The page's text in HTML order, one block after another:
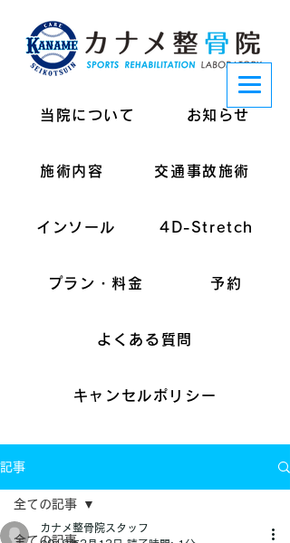
当院について お知らせ
施術内容 交通事故施術
インソール 4D-Stretch
プラン・料金 予約
よくある質問
キャンセルポリシー
記事
全ての記事
全ての記事
カナメ整骨院スタッフ